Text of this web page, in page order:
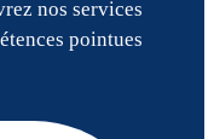
nos services
pointues